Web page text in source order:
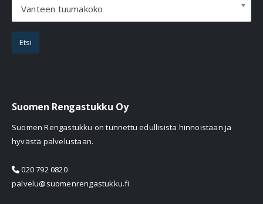
Vanteen tuumakoko
Etsi
Suomen Rengastukku Oy
Suomen Rengastukku on tunnettu edullisista hinnoistaan ja
hyvästä palvelustaan.
020 792 0820
palvelu@suomenrengastukku.fi